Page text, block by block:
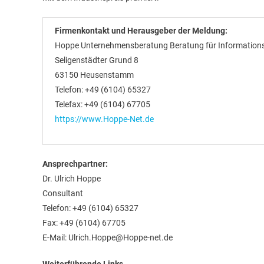
Firmenkontakt und Herausgeber der Meldung:
Hoppe Unternehmensberatung Beratung für
Seligenstädter Grund 8
63150 Heusenstamm
Telefon: +49 (6104) 65327
Telefax: +49 (6104) 67705
https://www.Hoppe-Net.de
Ansprechpartner:
Dr. Ulrich Hoppe
Consultant
Telefon: +49 (6104) 65327
Fax: +49 (6104) 67705
E-Mail: Ulrich.Hoppe@Hoppe-net.de